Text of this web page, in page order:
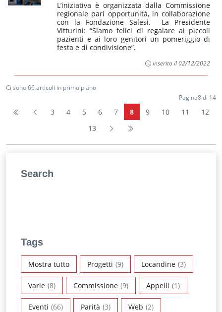
L’iniziativa è organizzata dalla Commissione
regionale pari opportunità, in collaborazione
con la Fondazione Salesi. La Presidente
Vitturini: “Siamo felici di regalare ai piccoli
pazienti e ai loro genitori un pomeriggio di
festa e di condivisione”.
inserito il 02/12/2022
Ci sono 66 articoli in primo piano
Pagina8 di 14
3 4 5 6 7 8 9 10 11
12
13
Search
Tags
Mostra tutto Progetti (9) Locandine (3)
Varie (8) Commissione (9) Appelli (1)
Eventi (66) Parità (3) Web (2)